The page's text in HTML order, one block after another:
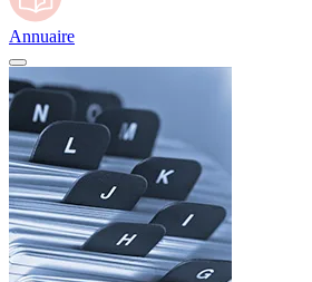
Annuaire